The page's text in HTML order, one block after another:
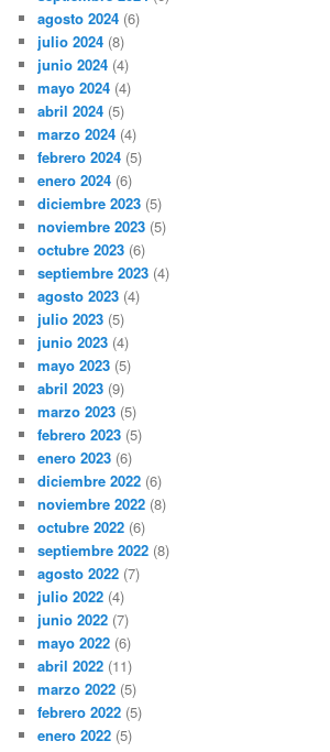
agosto 2024 (6)
julio 2024 (8)
junio 2024 (4)
mayo 2024 (4)
abril 2024 (5)
marzo 2024 (4)
febrero 2024 (5)
enero 2024 (6)
diciembre 2023 (5)
noviembre 2023 (5)
octubre 2023 (6)
septiembre 2023 (4)
agosto 2023 (4)
julio 2023 (5)
junio 2023 (4)
mayo 2023 (5)
abril 2023 (9)
marzo 2023 (5)
febrero 2023 (5)
enero 2023 (6)
diciembre 2022 (6)
noviembre 2022 (8)
octubre 2022 (6)
septiembre 2022 (8)
agosto 2022 (7)
julio 2022 (4)
junio 2022 (7)
mayo 2022 (6)
abril 2022 (11)
marzo 2022 (5)
febrero 2022 (5)
enero 2022 (5)